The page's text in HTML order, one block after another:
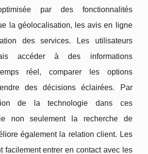
par des fonctionnalités
la géolocalisation, les avis en ligne
des services. Les utilisateurs
accéder à des informations
réel, comparer les options
des décisions éclairées. Par
de la technologie dans ces
non seulement la recherche de
également la relation client. Les
facilement entrer en contact avec les